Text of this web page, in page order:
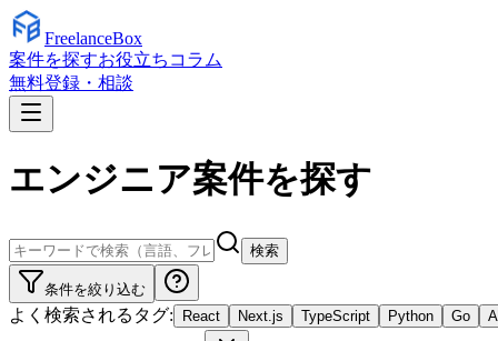
FreelanceBox
案件を探すお役立ちコラム
無料登録・相談
エンジニア案件を探す
検索
条件を絞り込む
よく検索されるタグ: React Next.js TypeScript Python Go